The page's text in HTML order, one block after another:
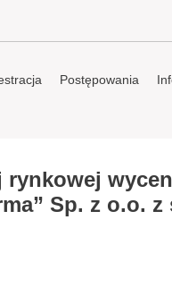
Postępowania
rynkowej
Sp. z o.o.